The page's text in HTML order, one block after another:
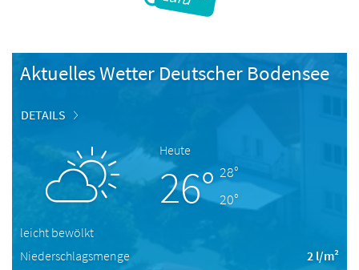
Aktuelles Wetter Deutscher Bodensee
DETAILS
Heute
26° 28°
20°
leicht bewölkt
Niederschlagsmenge
2 l/m²